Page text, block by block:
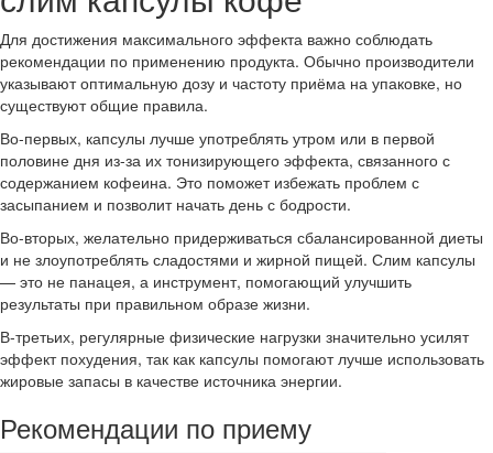
Для достижения максимального эффекта важно соблюдать
рекомендации по применению продукта. Обычно производители
указывают оптимальную дозу и частоту приёма на упаковке, но
существуют общие правила.
Во-первых, капсулы лучше употреблять утром или в первой
половине дня из-за их тонизирующего эффекта, связанного с
содержанием кофеина. Это поможет избежать проблем с
засыпанием и позволит начать день с бодрости.
Во-вторых, желательно придерживаться сбалансированной диеты
и не злоупотреблять сладостями и жирной пищей. Слим капсулы
— это не панацея, а инструмент, помогающий улучшить
результаты при правильном образе жизни.
В-третьих, регулярные физические нагрузки значительно усилят
эффект похудения, так как капсулы помогают лучше использовать
жировые запасы в качестве источника энергии.
Рекомендации по приему